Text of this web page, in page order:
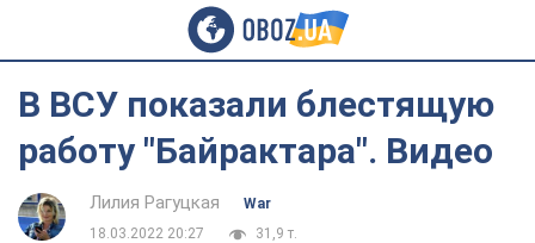
В ВСУ показали блестящую
работу "Байрактара". Видео
Лилия Рагуцкая
War
18.03.2022 20:27
31,9 т.